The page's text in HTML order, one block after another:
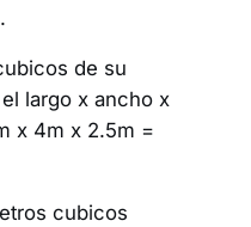
de su
largo x ancho x
x 4m x 2.5m =
cubicos